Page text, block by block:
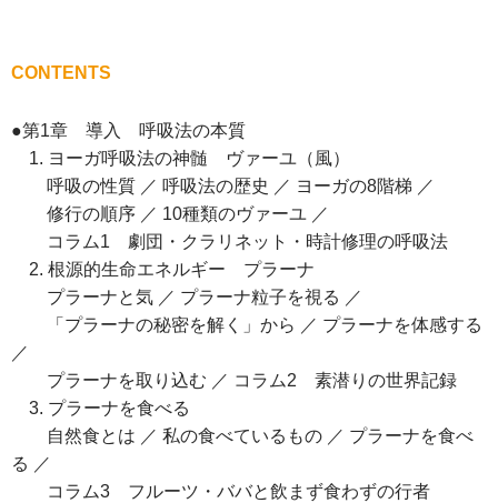
CONTENTS
●第1章 導入 呼吸法の本質
1. ヨーガ呼吸法の神髄 ヴァーユ（風）
呼吸の性質 ／ 呼吸法の歴史 ／ ヨーガの8階梯 ／
修行の順序 ／ 10種類のヴァーユ ／
コラム1 劇団・クラリネット・時計修理の呼吸法
2. 根源的生命エネルギー プラーナ
プラーナと気 ／ プラーナ粒子を視る ／
「プラーナの秘密を解く」から ／ プラーナを体感する
／
プラーナを取り込む ／ コラム2 素潜りの世界記録
3. プラーナを食べる
自然食とは ／ 私の食べているもの ／ プラーナを食べ
る ／
コラム3 フルーツ・ババと飲まず食わずの行者